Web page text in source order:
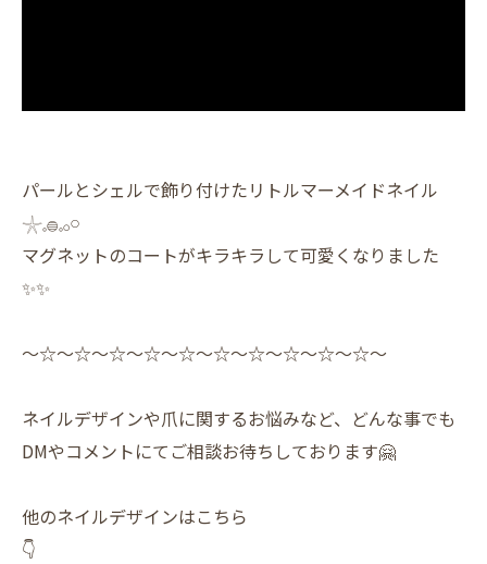
パールとシェルで飾り付けたリトルマーメイドネイル
𓇼𓈒𓐍𓈒𓂂𓏸
マグネットのコートがキラキラして可愛くなりました
✨✨
〜☆〜☆〜☆〜☆〜☆〜☆〜☆〜☆〜☆〜☆〜
ネイルデザインや爪に関するお悩みなど、どんな事でも
DMやコメントにてご相談お待ちしております🤗
他のネイルデザインはこちら
👇